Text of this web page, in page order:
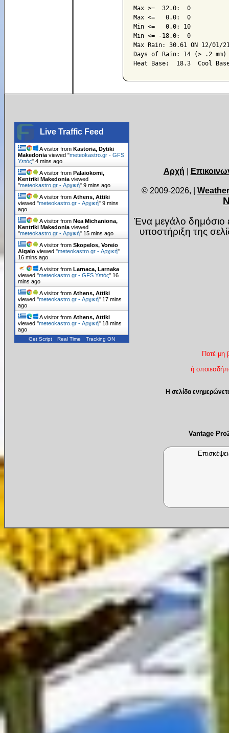
Max >=  32.0:  0
Max <=   0.0:  0
Min <=   0.0: 10
Min <= -18.0:  0
Max Rain: 30.61 ON 12/01/
Days of Rain: 14 (> .2 mm)
Live Traffic Feed
A visitor fromKastoria, Dytiki
Makedonia viewed "meteokastro.gr - GFS
Υετός"4 mins ago
A visitor fromPalaiokomi,
Kentriki Makedonia viewed
"meteokastro.gr - Αρχική"9 mins ago
A visitor fromAthens, Attiki
viewed "meteokastro.gr - Αρχική"9 mins
ago
A visitor fromNea Michaniona,
Kentriki Makedonia viewed
"meteokastro.gr - Αρχική" 15 mins ago
A visitor fromSkopelos, Voreio
Aigaio viewed "meteokastro.gr - Αρχική"
16 mins ago
A visitor fromLarnaca, Larnaka
viewed "meteokastro.gr - GFS Υετός" 16
mins ago
A visitor fromAthens, Attiki
viewed "meteokastro.gr - Αρχική" 17 mins
ago
A visitor fromAthens, Attiki
viewed "meteokastro.gr - Αρχική" 18 mins
ago
Get Script Real Time Tracking ON
Αρχή |
© 2009-2026, |
Ένα μεγάλο δημόσιο
υποστήριξη της
Ποτέ μη
ή
Η σελίδα
Vantage